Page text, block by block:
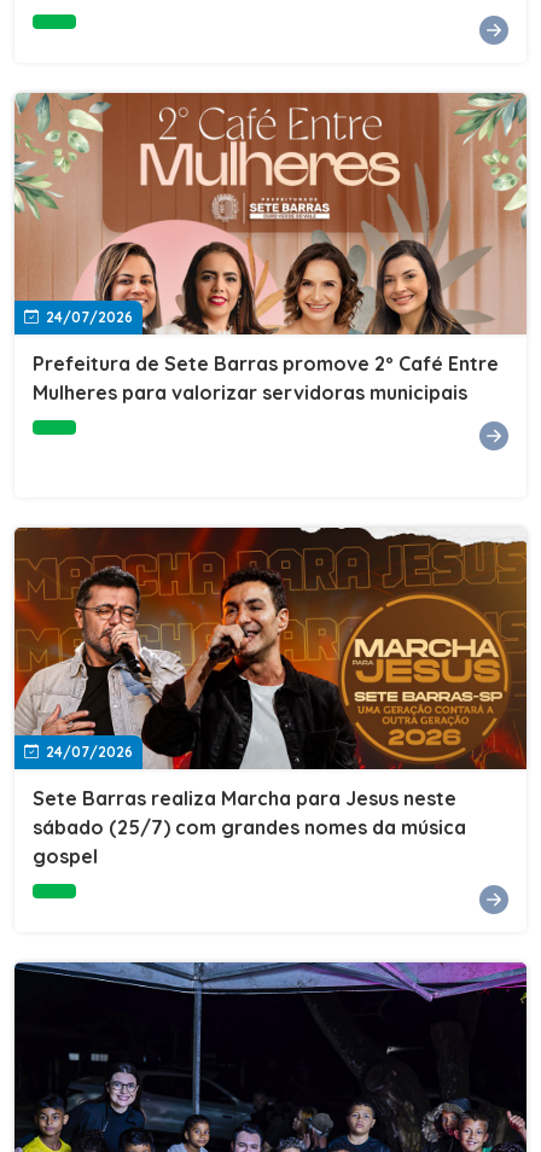
24/07/2026
Prefeitura de Sete Barras promove 2º Café Entre
Mulheres para valorizar servidoras municipais
24/07/2026
Sete Barras realiza Marcha para Jesus neste
sábado (25/7) com grandes nomes da música
gospel